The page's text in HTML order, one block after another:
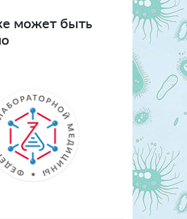
может быть